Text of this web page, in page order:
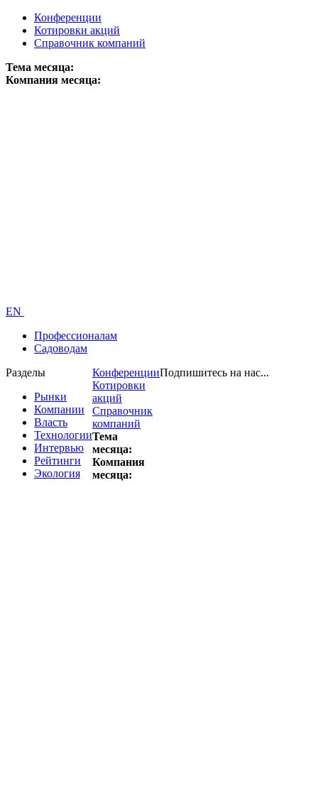
Конференции
Котировки акций
Справочник компаний
Тема месяца:
Компания месяца:
EN
Профессионалам
Садоводам
Разделы
Рынки
Компании
Власть
Технологии
Интервью
Рейтинги
Экология
Конференции
Котировки
акций
Справочник
компаний
Тема
месяца:
Компания
месяца:
Подпишитесь на нас...